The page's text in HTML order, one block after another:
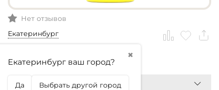
Нет отзывов
Екатеринбург
✖
Екатеринбург ваш город?
Да Выбрать другой город
1 180,99₽